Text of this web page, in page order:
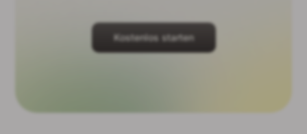
Kostenlos starten